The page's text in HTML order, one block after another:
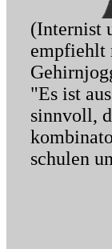
(Internist
empfiehlt
"Es ist
sinnvoll,
schulen